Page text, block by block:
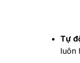
Tự
luôn